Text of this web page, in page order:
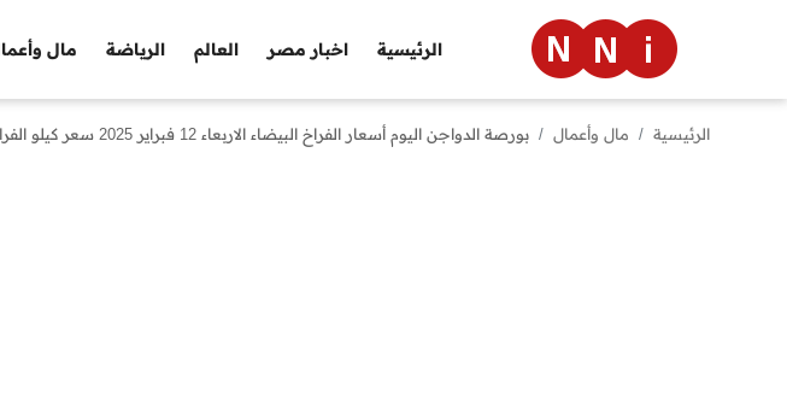
الرئيسية اخبار مصر العالم الرياضة مال
الرئيسية مال وأعمال بورصة الدواجن اليوم أسعار الفراخ البيضاء الاربعاء 12 فبراير 2025 سعر كيلو الفراخ في المحلات والاسواق